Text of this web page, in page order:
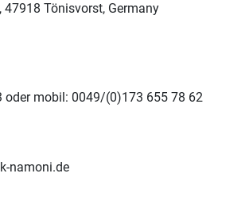
47918 Tönisvorst, Germany
oder mobil: 0049/(0)173 655 78 62
namoni.de